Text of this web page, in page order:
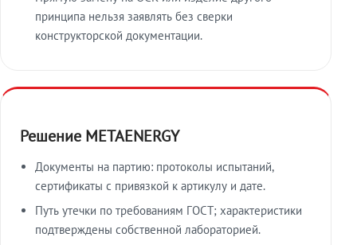
принципа нельзя заявлять без сверки
конструкторской документации.
Решение METAENERGY
Документы на партию: протоколы испытаний,
сертификаты с привязкой к артикулу и дате.
Путь утечки по требованиям ГОСТ; характеристики
подтверждены собственной лабораторией.